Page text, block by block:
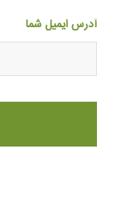
آدرس ایمیل شما